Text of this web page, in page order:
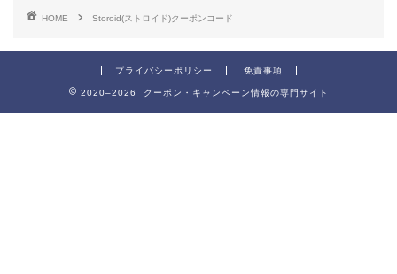
HOME Storoid(ストロイド)クーポンコード
プライバシーポリシー 免責事項
2020–2026 クーポン・キャンペーン情報の専門サイト